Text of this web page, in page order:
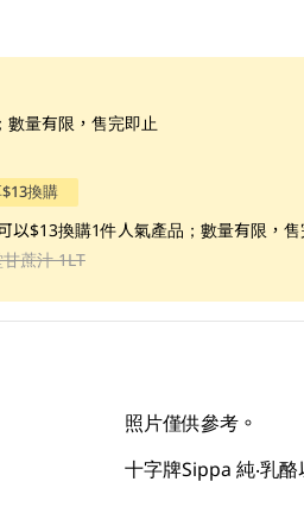
數量有限，售完即止
換購
以$13換購1件人氣產品；數量有限，售
蔗汁 1LT
照片僅供參考。
十字牌Sippa 純‧乳